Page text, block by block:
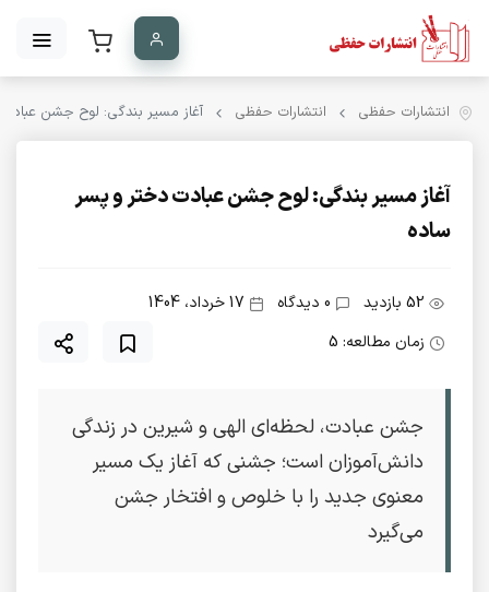
انتشارات حفظی انتشارات حفظی آغاز مسیر بندگی: لوح جشن
آغاز مسیر بندگی: لوح جشن عبادت دختر و پسر
ساده
52 بازدید 0 دیدگاه
17 خرداد، 1404
زمان مطالعه: 5
جشن عبادت، لحظه‌ای الهی و شیرین در زندگی
دانش‌آموزان است؛ جشنی که آغاز یک مسیر
معنوی جدید را با خلوص و افتخار جشن
می‌گیرد